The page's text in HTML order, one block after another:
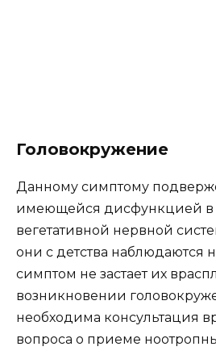
Головокружение
Данному симптому
имеющейся дисфункцией в
вегетативной нервной
они с детства наблюдаются
симптом не застает их
возникновении
необходима консультация
вопроса о приеме